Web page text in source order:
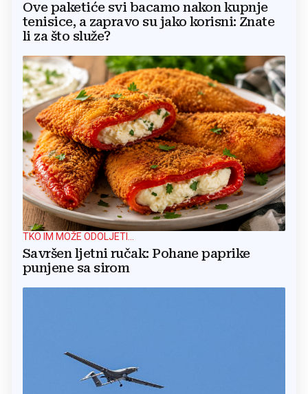
Ove paketiće svi bacamo nakon kupnje
tenisice, a zapravo su jako korisni: Znate
li za što služe?
TKO IM MOŽE ODOLJETI...
Savršen ljetni ručak: Pohane paprike
punjene sa sirom